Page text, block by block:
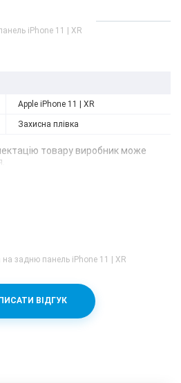
iPhone 11 | XR
Apple iPhone 11 | XR
Захисна плівка
товару виробник може
на задню панель iPhone 11 | XR
ВІДГУК